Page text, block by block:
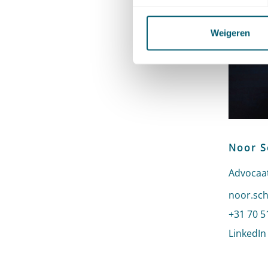
Weigeren
Noor
Stuur
Bel naar
+31 70
LinkedIn